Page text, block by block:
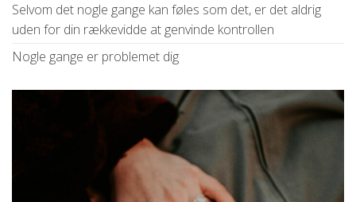
Selvom det nogle gange kan føles som det, er det aldrig
uden for din rækkevidde at genvinde kontrollen
Nogle gange er problemet dig